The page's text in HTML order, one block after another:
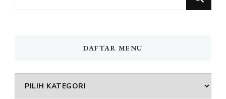
Sesuatu?
DAFTAR MENU
DAFTAR
MENU